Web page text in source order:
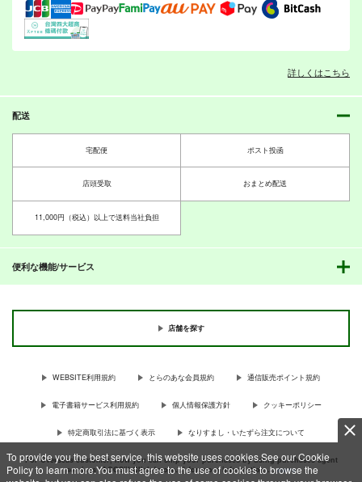
To provide you the best service, this website uses cookies.See our Cookie
Policy to learn more.You must agree to the use of cookies to browse the
詳しくはこちら
配送
宅配便 ポスト投函
店頭受取 おまとめ配送
11,000円（税込）以上で送料当社負担
便利な機能/サービス
店舗を探す
WEBSITE利用規約 とらのあな会員規約 通信販売ポイント規約
電子書籍サービス利用規約 個人情報保護方針 クッキーポリシー
特定商取引法に基づく表示 なりすまし・いたずら注文について
For Overseas customer, now you can ship your purchases by using purchases agent
services “AOCS”! Click {more…} for more information …more